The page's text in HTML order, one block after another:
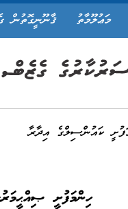
މަޢުލޫމާތު ޤާނޫނީގޮތުން
ކައުންސިލްގެ އިދާރާ
ހިންމަފުށީ